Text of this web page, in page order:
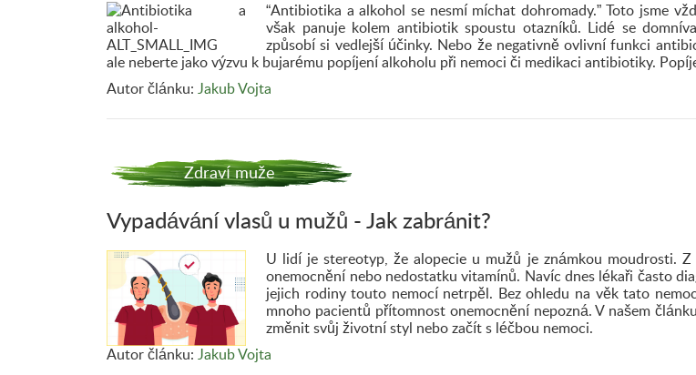
“Antibiotika a alkohol se nesmí míchat dohromady.” Toto jsme
však panuje kolem antibiotik spoustu otazníků. Lidé se
způsobí si vedlejší účinky. Nebo že negativně ovlivní funkci
ale neberte jako výzvu k bujarému popíjení alkoholu při nemoci či medikaci antibiotiky.
Autor článku: Jakub Vojta
Zdraví muže
Vypadávání vlasů u mužů - Jak zabránit?
U lidí je stereotyp, že alopecie u mužů je známkou moudrosti.
onemocnění nebo nedostatku vitamínů. Navíc dnes lékaři často
jejich rodiny touto nemocí netrpěl. Bez ohledu na věk tato
mnoho pacientů přítomnost onemocnění nepozná. V našem
změnit svůj životní styl nebo začít s léčbou nemoci.
Autor článku: Jakub Vojta